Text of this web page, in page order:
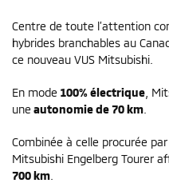
Centre de toute l’attention
hybrides branchables au
ce nouveau VUS Mitsubishi.
En mode 100% électrique ,
une autonomie de 70 km
Combinée à celle procurée
Mitsubishi Engelberg Tourer
700 km